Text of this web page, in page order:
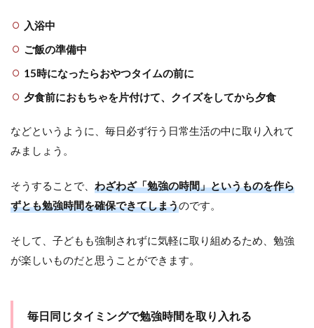
入浴中
ご飯の準備中
15時になったらおやつタイムの前に
夕食前におもちゃを片付けて、クイズをしてから夕食
などというように、毎日必ず行う日常生活の中に取り入れて
みましょう。
そうすることで、 わざわざ「勉強の時間」というものを作ら
ずとも勉強時間を確保できてしまうのです。
そして、子どもも強制されずに気軽に取り組めるため、勉強
が楽しいものだと思うことができます。
毎日同じタイミングで勉強時間を取り入れる